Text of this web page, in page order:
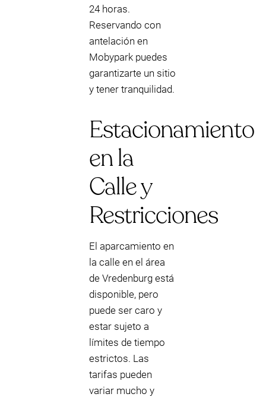
24 horas.
Reservando con
antelación en
Mobypark puedes
garantizarte un sitio
y tener tranquilidad.
Estacionamiento
en la
Calle y
Restricciones
El aparcamiento en
la calle en el área
de Vredenburg está
disponible, pero
puede ser caro y
estar sujeto a
límites de tiempo
estrictos. Las
tarifas pueden
variar mucho y